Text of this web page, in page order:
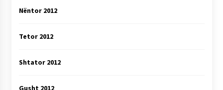
Nëntor 2012
Tetor 2012
Shtator 2012
Gusht 2012